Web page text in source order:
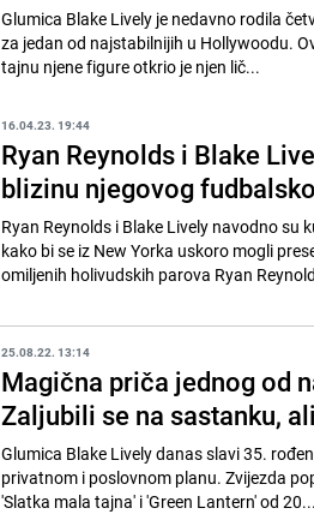
Glumica Blake Lively je nedavno rodila
za jedan od najstabilnijih u Hollywoodu.
tajnu njene figure otkrio je njen lič...
16.04.23. 19:44
Ryan Reynolds i Blake
blizinu njegovog
Ryan Reynolds i Blake Lively navodno su
kako bi se iz New Yorka uskoro mogli
omiljenih holivudskih parova Ryan
25.08.22. 13:14
Magična priča jednog od
Zaljubili se na sastanku,
Glumica Blake Lively danas slavi 35.
privatnom i poslovnom planu. Zvijezda
'Slatka mala tajna' i 'Green Lantern' od 20...